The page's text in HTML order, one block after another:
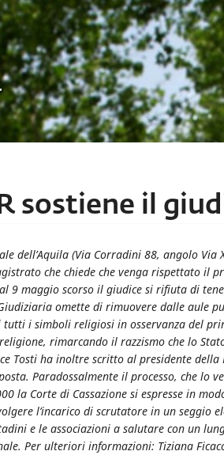
sostiene il
dell’Aquila (Via Corradini 88, angolo Via
che chiede che venga rispettato il
9 maggio scorso il giudice si rifiuta di
omette di rimuovere dalle aule
tutti i simboli religiosi in osservanza del
rimarcando il razzismo che lo
Tosti ha inoltre scritto al presidente della
Paradossalmente il processo, che lo
la Corte di Cassazione si espresse in
l’incarico di scrutatore in un seggio
e le associazioni a salutare con un
Per ulteriori informazioni: Tiziana